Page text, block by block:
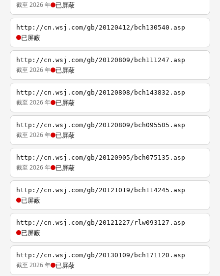
截至 2026 年 已屏蔽
http://cn.wsj.com/gb/20120412/bch130540.asp
已屏蔽
http://cn.wsj.com/gb/20120809/bch111247.asp
截至 2026 年 已屏蔽
http://cn.wsj.com/gb/20120808/bch143832.asp
截至 2026 年 已屏蔽
http://cn.wsj.com/gb/20120809/bch095505.asp
截至 2026 年 已屏蔽
http://cn.wsj.com/gb/20120905/bch075135.asp
截至 2026 年 已屏蔽
http://cn.wsj.com/gb/20121019/bch114245.asp
已屏蔽
http://cn.wsj.com/gb/20121227/rlw093127.asp
已屏蔽
http://cn.wsj.com/gb/20130109/bch171120.asp
截至 2026 年 已屏蔽